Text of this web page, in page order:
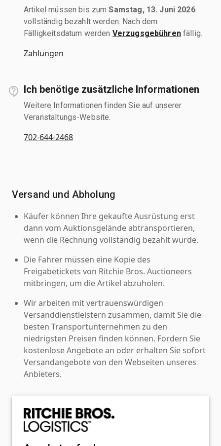
Artikel müssen bis zumSamstag, 13. Juni 2026
vollständig bezahlt werden. Nach dem
Fälligkeitsdatum werden Verzugsgebührenfällig.
Zahlungen
Ich benötige zusätzliche Informationen
Weitere Informationen finden Sie auf unserer
Veranstaltungs-Website.
702-644-2468
Versand und Abholung
Käufer können Ihre gekaufte Ausrüstung erst
dann vom Auktionsgelände abtransportieren,
wenn die Rechnung vollständig bezahlt wurde.
Die Fahrer müssen eine Kopie des
Freigabetickets von Ritchie Bros. Auctioneers
mitbringen, um die Artikel abzuholen.
Wir arbeiten mit vertrauenswürdigen
Versanddienstleistern zusammen, damit Sie die
besten Transportunternehmen zu den
niedrigsten Preisen finden können. Fordern Sie
kostenlose Angebote an oder erhalten Sie sofort
Versandangebote von den Webseiten unseres
Anbieters.